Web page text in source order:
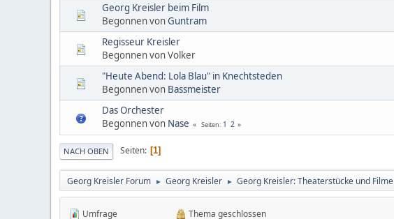
Georg Kreisler beim Film
Begonnen vonGuntram
Regisseur Kreisler
Begonnen von Volker
"Heute Abend: Lola Blau" in Knechtsteden
Begonnen von Bassmeister
Das Orchester
Begonnen von Nase Seiten 1 2
NACH OBEN Seiten 1
Georg Kreisler Forum ► Georg Kreisler ► Georg Kreisler: Theaterstücke und Filme
Umfrage Thema geschlossen